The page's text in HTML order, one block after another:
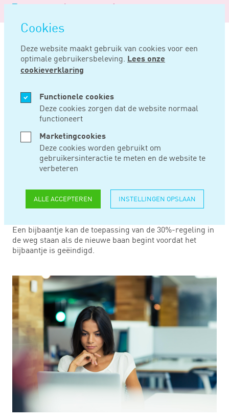
overslaan
Cookies
Deze website maakt gebruik van cookies voor een
optimale gebruikersbeleving. Lees onze
cookieverklaring
Functionele cookies
Deze cookies zorgen dat de website normaal
functioneert
Marketingcookies
Deze cookies worden gebruikt om
gebruikersinteractie te meten en de website te
verbeteren
ALLE ACCEPTEREN INSTELLINGEN OPSLAAN
Logo
Noord
Negentig
Home Nieuws
FEB 12, 2024
GEEN 30%-
REGELING BIJ BAAN
DIE TIJDENS
BIJBAAN BEGINT
Een bijbaantje kan de toepassing van de 30%-regeling in
de weg staan als de nieuwe baan begint voordat het
bijbaantje is geëindigd.